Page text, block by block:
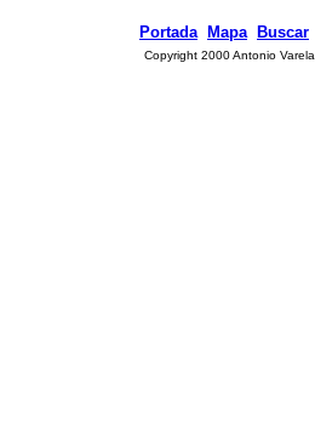
Portada Mapa Buscar
Copyright 2000 Antonio Varela